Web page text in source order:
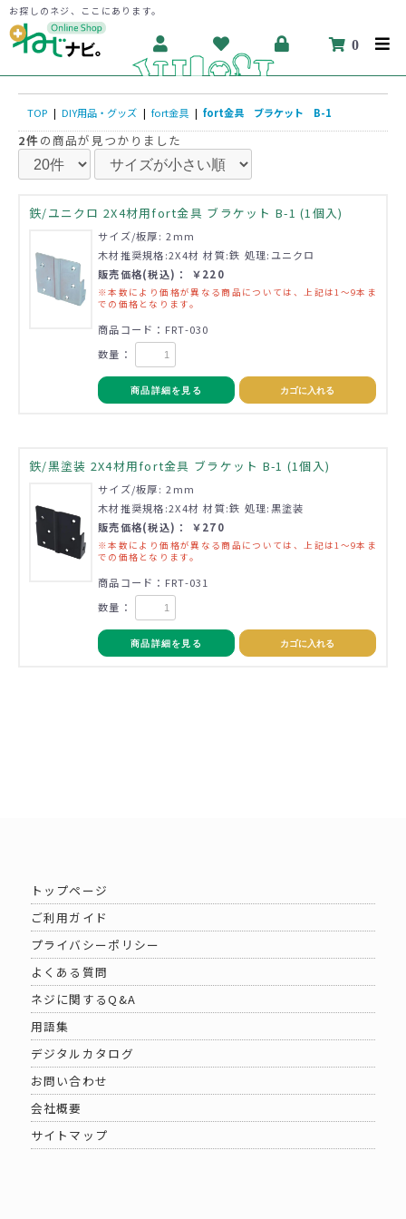
お探しのネジ、ここにあります。
0
TOP | DIY用品・グッズ | fort金具 | fort金具 ブラケット B-1
2件の商品が見つかりました
鉄/ユニクロ 2X4材用fort金具 ブラケット B-1 (1個入)
サイズ/板厚: 2mm
木材推奨規格:2X4材 材質:鉄 処理:ユニクロ
販売価格(税込)： ￥220
※本数により価格が異なる商品については、上記は1～9本ま
での価格となります。
商品コード：FRT-030
数量：
商品詳細を見る カゴに入れる
鉄/黒塗装 2X4材用fort金具 ブラケット B-1 (1個入)
サイズ/板厚: 2mm
木材推奨規格:2X4材 材質:鉄 処理:黒塗装
販売価格(税込)： ￥270
※本数により価格が異なる商品については、上記は1～9本ま
での価格となります。
商品コード：FRT-031
数量：
商品詳細を見る カゴに入れる
トップページ
ご利用ガイド
プライバシーポリシー
よくある質問
ネジに関するQ&A
用語集
デジタルカタログ
お問い合わせ
会社概要
サイトマップ